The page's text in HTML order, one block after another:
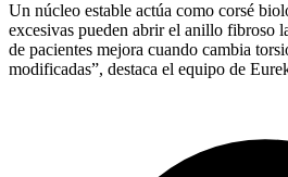
Un núcleo estable actúa como corsé
excesivas pueden abrir el anillo fibroso
de pacientes mejora cuando cambia
modificadas”, destaca el equipo de